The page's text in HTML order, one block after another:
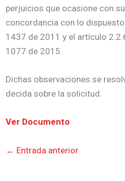
perjuicios que ocasione con
concordancia con lo
1437 de 2011 y el artículo
1077 de 2015.
Dichas observaciones se
decida sobre la solicitud.
Ver Documento
← Entrada anterior